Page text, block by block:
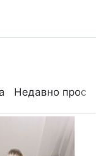
Недавно